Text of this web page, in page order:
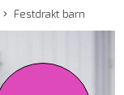
Festdrakt barn